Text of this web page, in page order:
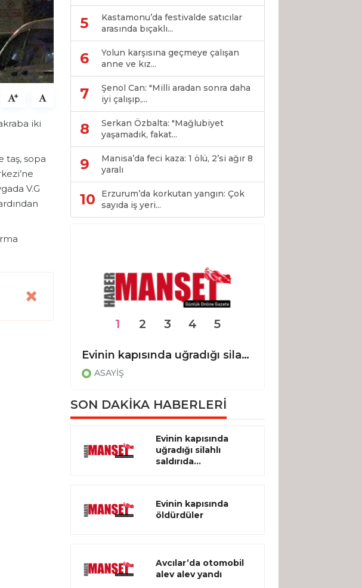
iki
taş, sopa
V.G
5
Kastamonu’da festivalde satıcılar
arasında bıçaklı...
6
Yolun karşısına geçmeye çalışan
anne ve kız...
7
Şenol Can: "Milli aradan sonra daha
iyi çalışıp,...
8
Serkan Özbalta: "Mağlubiyet
yaşamadık, fakat...
9
Manisa’da feci kaza: 1 ölü, 2’si ağır 8
yaralı
10
Erzurum’da korkutan yangın: Çok
sayıda iş yeri...
Evinin kapısında uğradığı silahlı saldırıda hayatını kaybetti
ASAYİŞ
1 2 3 4 5
SON DAKİKA HABERLERİ
Evinin kapısında
uğradığı silahlı
saldırıda...
Evinin kapısında
öldürdüler
Avcılar’da otomobil
alev alev yandı